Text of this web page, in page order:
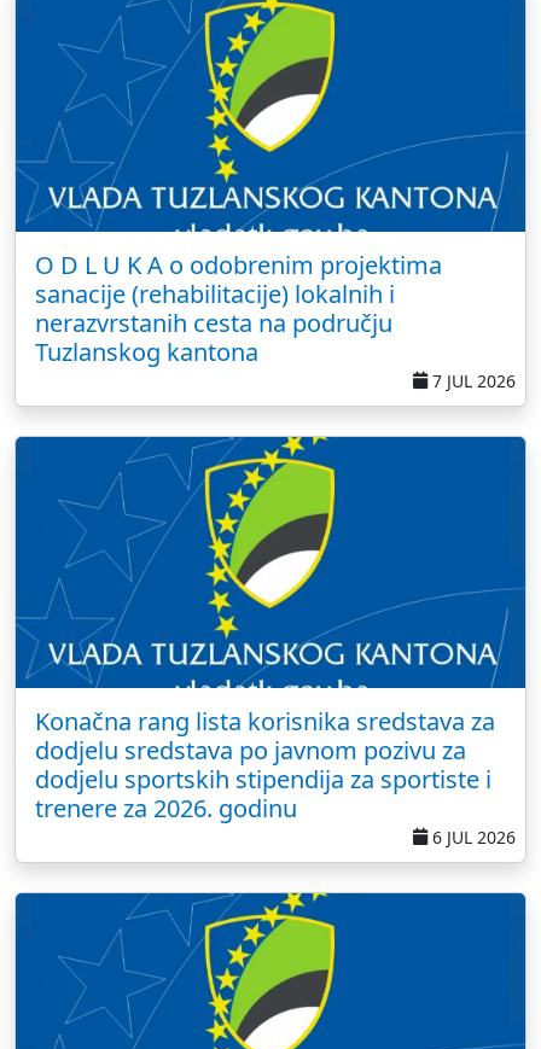
O D L U K A o odobrenim projektima
sanacije (rehabilitacije) lokalnih i
nerazvrstanih cesta na području
Tuzlanskog kantona
7 JUL 2026
Konačna rang lista korisnika sredstava za
dodjelu sredstava po javnom pozivu za
dodjelu sportskih stipendija za sportiste i
trenere za 2026. godinu
6 JUL 2026